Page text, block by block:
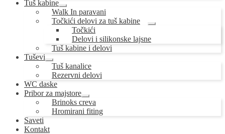
Tuš kabine
Proširi
podređeni
izbornik
Walk In paravani
Točkići delovi za tuš kabine
Proširi
Točkići
Delovi i silikonske lajsne
Tuš kabine i delovi
Tuševi
Proširi
podređeni
izbornik
Tuš kanalice
Rezervni delovi
WC daske
Pribor za majstore
Proširi
podređeni
izbornik
Brinoks creva
Hromirani fiting
Saveti
Kontakt